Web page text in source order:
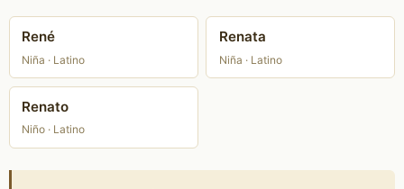
René
Niña · Latino
Renata
Niña · Latino
Renato
Niño · Latino